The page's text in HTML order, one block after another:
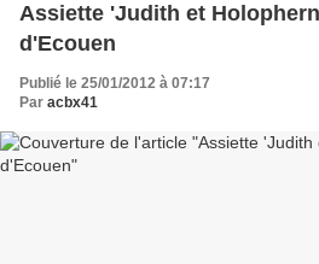
Assiette 'Judith et
d'Ecouen
Publié le 25/01/2012 à 07:17
Par acbx41